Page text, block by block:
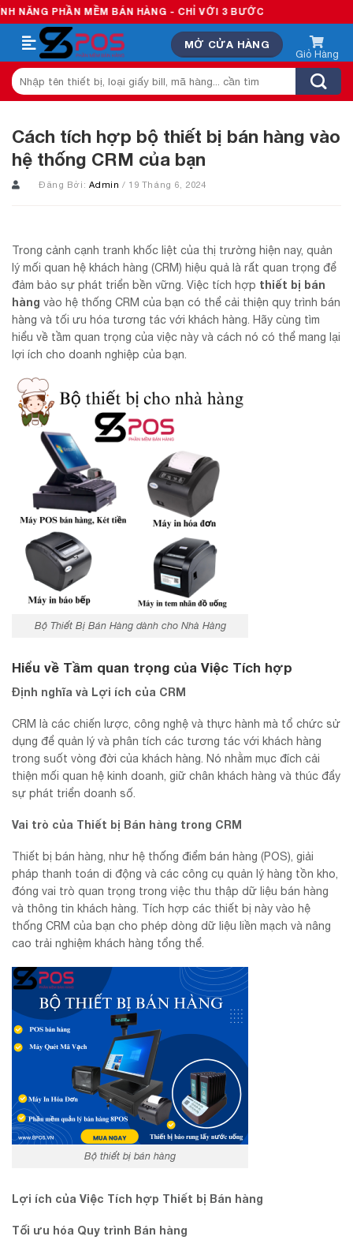
Skip
to
content
MỀM BÁN HÀNG - CHỈ VỚI 3 BƯỚC
MỞ CỬA HÀNG
Tìm
kiếm:
Cách tích hợp bộ thiết bị bán hàng vào
hệ thống CRM của bạn
Đăng Bởi: Admin/ 19 Tháng 6, 2024
Trong cảnh cạnh tranh khốc liệt của thị trường hiện nay, quản
lý mối quan hệ khách hàng (CRM) hiệu quả là rất quan trọng để
đảm bảo sự phát triển bền vững. Việc tích hợp thiết bị bán
hàng vào hệ thống CRM của bạn có thể cải thiện quy trình bán
hàng và tối ưu hóa tương tác với khách hàng. Hãy cùng tìm
hiểu về tầm quan trọng của việc này và cách nó có thể mang lại
lợi ích cho doanh nghiệp của bạn.
Bộ Thiết Bị Bán Hàng dành cho Nhà Hàng
Hiểu về Tầm quan trọng của Việc Tích hợp
Định nghĩa và Lợi ích của CRM
CRM là các chiến lược, công nghệ và thực hành mà tổ chức sử
dụng để quản lý và phân tích các tương tác với khách hàng
trong suốt vòng đời của khách hàng. Nó nhằm mục đích cải
thiện mối quan hệ kinh doanh, giữ chân khách hàng và thúc đẩy
sự phát triển doanh số.
Vai trò của Thiết bị Bán hàng trong CRM
Thiết bị bán hàng, như hệ thống điểm bán hàng (POS), giải
pháp thanh toán di động và các công cụ quản lý hàng tồn kho,
đóng vai trò quan trọng trong việc thu thập dữ liệu bán hàng
và thông tin khách hàng. Tích hợp các thiết bị này vào hệ
thống CRM của bạn cho phép dòng dữ liệu liền mạch và nâng
cao trải nghiệm khách hàng tổng thể.
Bộ thiết bị bán hàng
Lợi ích của Việc Tích hợp Thiết bị Bán hàng
Tối ưu hóa Quy trình Bán hàng